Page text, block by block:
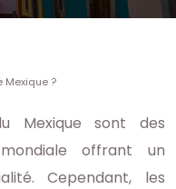
Mexique ?
Mexique sont des
offrant un
Cependant, les